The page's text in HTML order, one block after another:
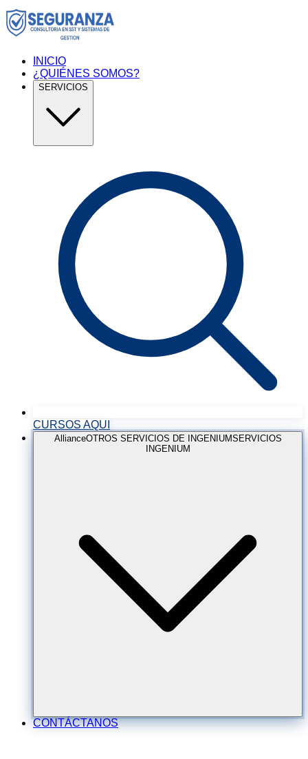
INICIO
¿QUIÉNES SOMOS?
SERVICIOS
CURSOS AQUI
AllianceOTROS SERVICIOS DE INGENIUMSERVICIOS
INGENIUM
CONTÁCTANOS